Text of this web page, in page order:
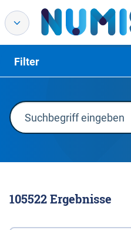
Filter
105522Ergebnisse